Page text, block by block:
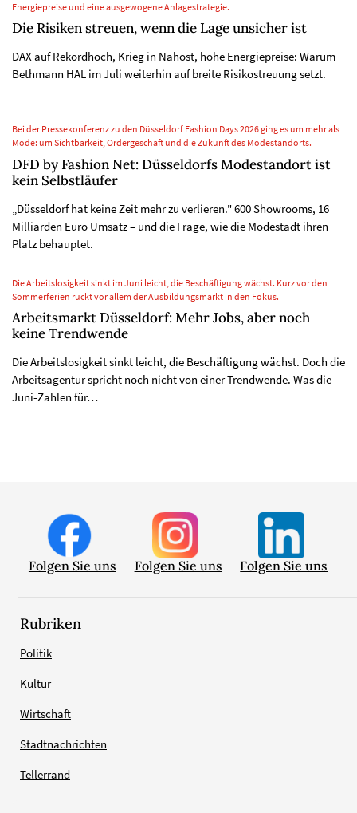
Energiepreise und eine ausgewogene Anlagestrategie.
Die Risiken streuen, wenn die Lage unsicher ist
DAX auf Rekordhoch, Krieg in Nahost, hohe Energiepreise: Warum
Bethmann HAL im Juli weiterhin auf breite Risikostreuung setzt.
Bei der Pressekonferenz zu den Düsseldorf Fashion Days 2026 ging es um mehr als
Mode: um Sichtbarkeit, Ordergeschäft und die Zukunft des Modestandorts.
DFD by Fashion Net: Düsseldorfs Modestandort ist
kein Selbstläufer
„Düsseldorf hat keine Zeit mehr zu verlieren." 600 Showrooms, 16
Milliarden Euro Umsatz – und die Frage, wie die Modestadt ihren
Platz behauptet.
Die Arbeitslosigkeit sinkt im Juni leicht, die Beschäftigung wächst. Kurz vor den
Sommerferien rückt vor allem der Ausbildungsmarkt in den Fokus.
Arbeitsmarkt Düsseldorf: Mehr Jobs, aber noch
keine Trendwende
Die Arbeitslosigkeit sinkt leicht, die Beschäftigung wächst. Doch die
Arbeitsagentur spricht noch nicht von einer Trendwende. Was die
Juni-Zahlen für…
Folgen Sie uns Folgen Sie uns Folgen Sie uns
Rubriken
Politik
Kultur
Wirtschaft
Stadtnachrichten
Tellerrand